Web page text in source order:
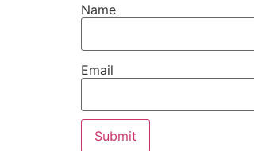
Name
Email